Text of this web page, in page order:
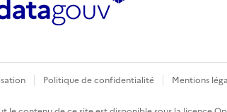
Politique de confidentialité Mentions